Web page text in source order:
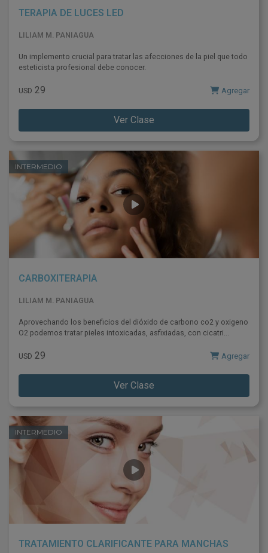
TERAPIA DE LUCES LED
LILIAM M. PANIAGUA
Un implemento crucial para tratar las afecciones de la piel que todo
esteticista profesional debe conocer.
USD 29 Agregar
Ver Clase
INTERMEDIO
CARBOXITERAPIA
LILIAM M. PANIAGUA
Aprovechando los beneficios del dióxido de carbono co2 y oxigeno
O2 podemos tratar pieles intoxicadas, asfixiadas, con cicatri...
USD 29 Agregar
Ver Clase
INTERMEDIO
TRATAMIENTO CLARIFICANTE PARA MANCHAS